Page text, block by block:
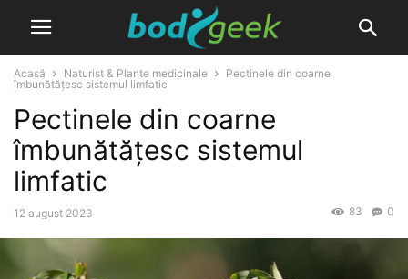
Acasă Naturist & Plante medicinale
Pectinele din coarne
îmbunătățesc sistemul limfatic
Pectinele din coarne
îmbunătățesc sistemul
limfatic
12 august 2023 0
83